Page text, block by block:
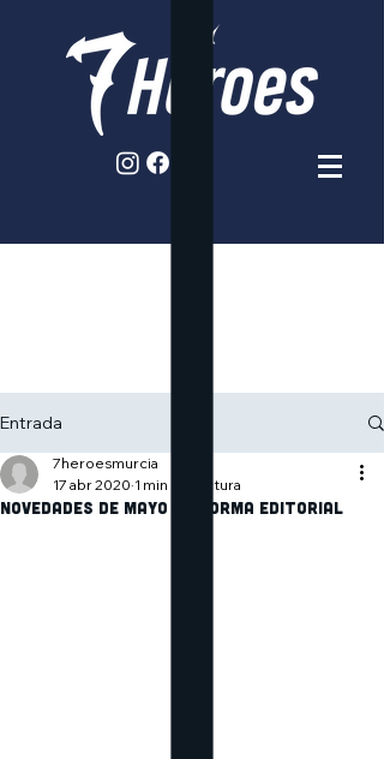
Entrada
Novedades de mayo de Norma Editorial
7heroesmurcia
17 abr 2020 1 min de lectura